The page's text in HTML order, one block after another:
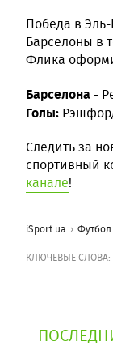
Победа в
Барселоны в
Флика
Барселона -
Голы:
Следить за
спортивный
канале!
iSport.ua Футбол
КЛЮЧЕВЫЕ СЛОВА: